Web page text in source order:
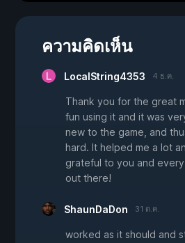
ความคิดเห็น
LocalString4353 4 ธ.ค.
Thank you for the great
fun using it and it was
new to the game, and
hard. It helped me a lot
grateful to you and
out there!
ShaunDaDon 31 ต.ค.
worked as it should and